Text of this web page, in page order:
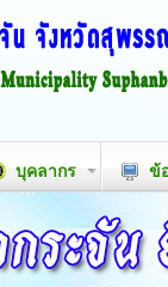
บุคลากร ข้